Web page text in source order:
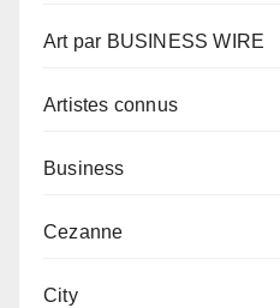
Art par BUSINESS WIRE
Artistes connus
Business
Cezanne
City